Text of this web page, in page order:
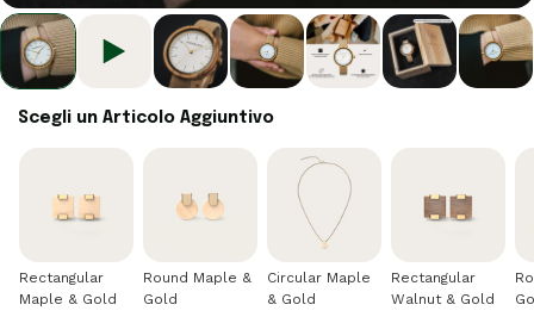
Scegli un Articolo Aggiuntivo
Rectangular
Maple & Gold
Round Maple &
Gold
Circular Maple
& Gold
Rectangular
Walnut & Gold